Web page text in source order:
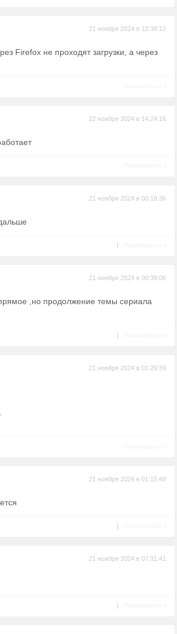
21 ноября 2024 в 12:38:12
Firefox не проходят загрузки, а через
22 ноября 2024 в 14:24:16
21 ноября 2024 в 00:18:36
|
21 ноября 2024 в 00:39:06
,но продолжение темы сериала
|
21 ноября 2024 в 01:29:39
21 ноября 2024 в 01:15:49
|
21 ноября 2024 в 07:31:41
|